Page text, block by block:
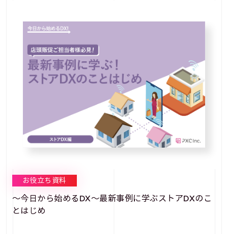
お役立ち資料
～今日から始めるDX～最新事例に学ぶストアDXのこ
とはじめ